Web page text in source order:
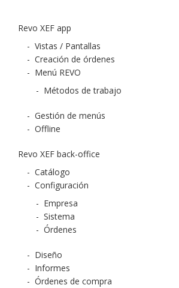
Revo XEF app
- Vistas / Pantallas
- Creación de órdenes
- Menú REVO
- Métodos de trabajo
- Gestión de menús
- Offline
Revo XEF back-office
- Catálogo
- Configuración
- Empresa
- Sistema
- Órdenes
- Diseño
- Informes
- Órdenes de compra